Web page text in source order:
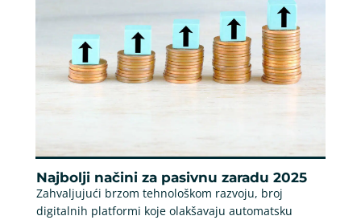
Najbolji načini za pasivnu zaradu 2025
Zahvaljujući brzom tehnološkom razvoju, broj
digitalnih platformi koje olakšavaju automatsku